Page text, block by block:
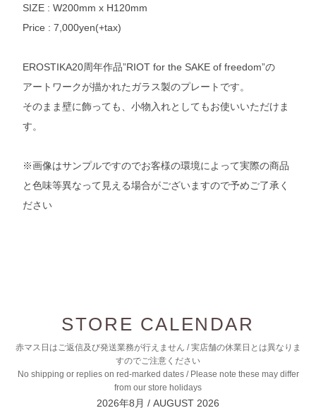
SIZE : W200mm x H120mm
Price : 7,000yen(+tax)
EROSTIKA20周年作品”RIOT for the SAKE of freedom”の
アートワークが描かれたガラス製のプレートです。
そのまま壁に飾っても、小物入れとしてもお使いいただけま
す。
※画像はサンプルですのでお客様の環境によって実際の商品
と色味等異なって見える場合がございますので予めご了承く
ださい
STORE CALENDAR
赤マス日はご返信及び発送業務が行えません / 実店舗の休業日とは異なりま
すのでご注意ください
No shipping or replies on red-marked dates / Please note these may differ
from our store holidays
2026年8月 / AUGUST 2026